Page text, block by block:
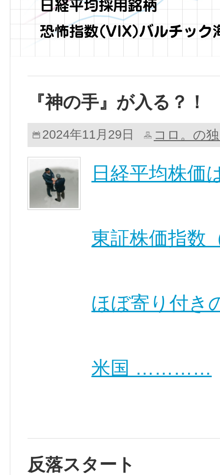
『神の手』が入る？！
2024年11月29日 コロ。の
日経平均株価
東証株価指数
ほぼ寄り付き
米国 …………
反落スタート